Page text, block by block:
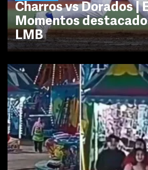
Charros vs Dorados |
Momentos
LMB